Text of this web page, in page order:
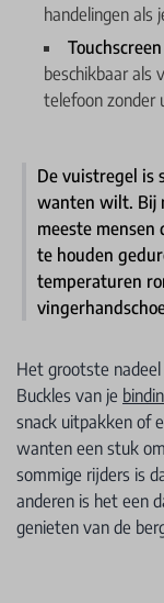
handelingen als
Touchscreen
beschikbaar als
telefoon zonder
De vuistregel is
wanten wilt. Bij
meeste
te houden
temperaturen
Het grootste
Buckles van je
snack uitpakken of
wanten een stuk
sommige rijders is
anderen is het een
genieten van de